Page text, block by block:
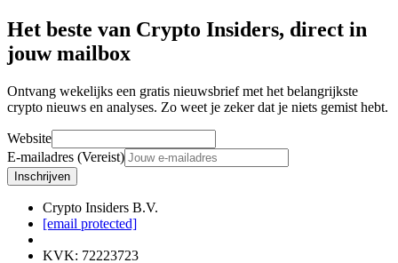
Het beste van Crypto Insiders, direct in
jouw mailbox
Ontvang wekelijks een gratis nieuwsbrief met het belangrijkste
crypto nieuws en analyses. Zo weet je zeker dat je niets gemist hebt.
Website
E-mailadres (Vereist)
Inschrijven
Crypto Insiders B.V.
[email protected]
KVK: 72223723